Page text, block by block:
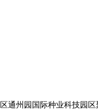
通州园国际种业科技园区